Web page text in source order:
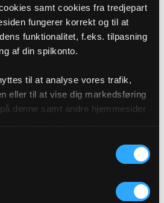
samt cookies fra tredjepart
fungerer korrekt og til at
funktionalitet, f.eks. tilpasning
af din spilkonto.
til at analyse vores trafik,
eller til at vise dig markedsføring
denne samt andre hjemmesider
eller ved at klikke videre til
du finder i bunden af vores